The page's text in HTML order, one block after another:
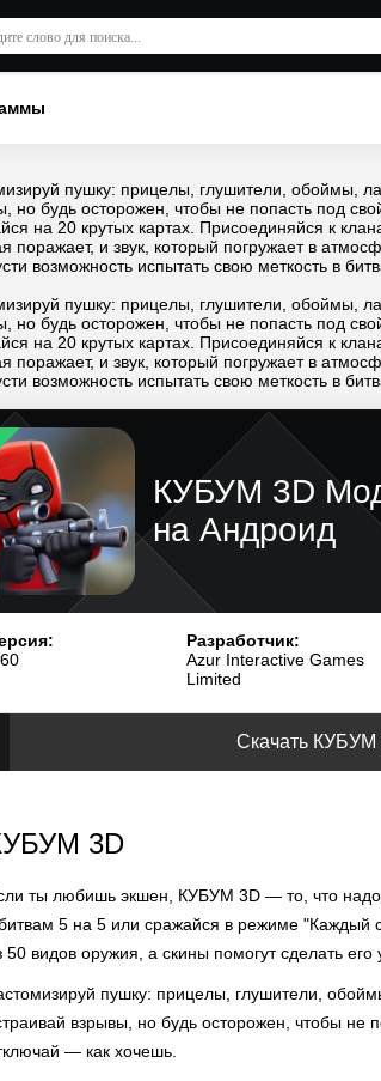
пушку: прицелы, глушители, обоймы,
но будь осторожен, чтобы не попасть под
на 20 крутых картах. Присоединяйся к
поражает, и звук, который погружает в
возможность испытать свою меткость в
пушку: прицелы, глушители, обоймы,
но будь осторожен, чтобы не попасть под
на 20 крутых картах. Присоединяйся к
поражает, и звук, который погружает в
возможность испытать свою меткость в
КУБУМ 3D
на Андроид
Разработчик:
Azur Interactive Games
Limited
Скачать КУБУМ
3D
ты любишь экшен, КУБУМ 3D — то, что
5 на 5 или сражайся в режиме "Каждый
50 видов оружия, а скины помогут сделать его
пушку: прицелы, глушители,
взрывы, но будь осторожен, чтобы не
— как хочешь.